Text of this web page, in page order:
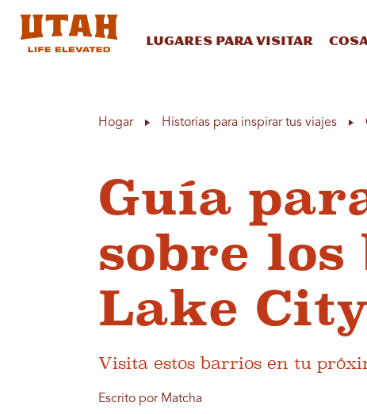
Lugares para visitar
Hogar Historias para inspirar tus viajes
Guía
sobre
Lake City
Visita estos barrios en tu
Escrito por Matcha